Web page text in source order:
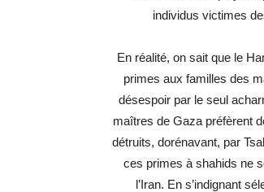
individus victimes
En réalité, on sait que le
primes aux familles des
désespoir par le seul
maîtres de Gaza préfèrent
détruits, dorénavant, par
ces primes à shahids ne
l’Iran. En s’indignant